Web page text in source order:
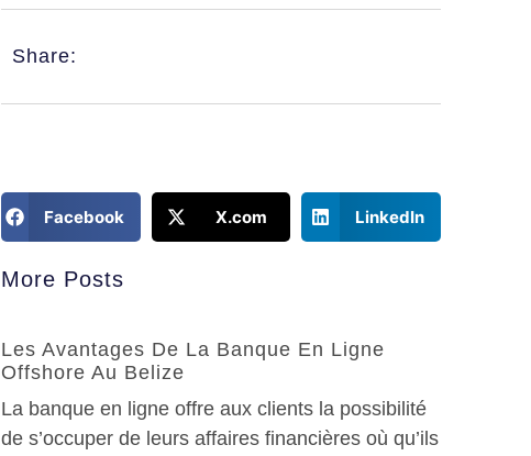
Share:
Facebook X.com LinkedIn
More Posts
Les Avantages De La Banque En Ligne
Offshore Au Belize
La banque en ligne offre aux clients la possibilité
de s’occuper de leurs affaires financières où qu’ils